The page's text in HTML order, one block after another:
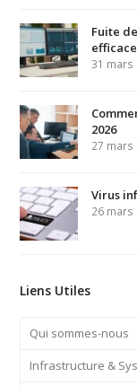
Fuite
31 mars
2026
27 mars
Virus
26 mars
Liens Utiles
Qui sommes-nous
Infrastructure &